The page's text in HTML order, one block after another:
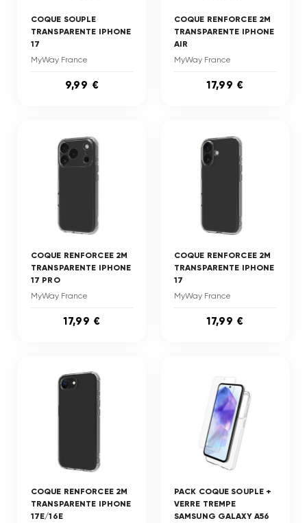
COQUE SOUPLE
TRANSPARENTE IPHONE
17
MyWay France
9,99 €
COQUE RENFORCEE 2M
TRANSPARENTE IPHONE
AIR
MyWay France
17,99 €
COQUE RENFORCEE 2M
TRANSPARENTE IPHONE
17 PRO
MyWay France
17,99 €
COQUE RENFORCEE 2M
TRANSPARENTE IPHONE
17
MyWay France
17,99 €
COQUE RENFORCEE 2M
TRANSPARENTE IPHONE
17E/16E
PACK COQUE SOUPLE +
VERRE TREMPE
SAMSUNG GALAXY A56